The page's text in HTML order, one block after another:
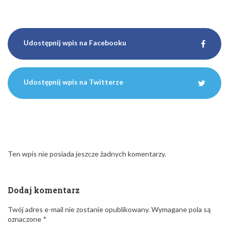
Udostępnij wpis na Facebooku
Udostępnij wpis na Twitterze
Ten wpis nie posiada jeszcze żadnych komentarzy.
Dodaj komentarz
Twój adres e-mail nie zostanie opublikowany.Wymagane pola są
oznaczone *